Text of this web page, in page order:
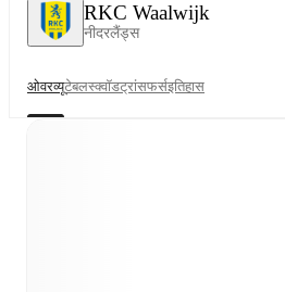
RKC Waalwijk
नीदरलैंड्स
ओवरव्यूटेबलस्क्वॉडट्रांसफर्सइतिहास